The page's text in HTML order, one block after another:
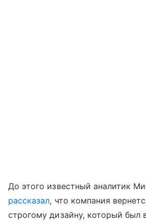
До этого известный аналитик
рассказал, что компания
строгому дизайну, который был